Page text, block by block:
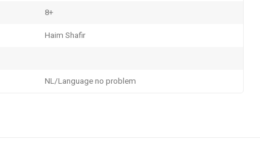
8+
Haim Shafir
NL/Language no problem